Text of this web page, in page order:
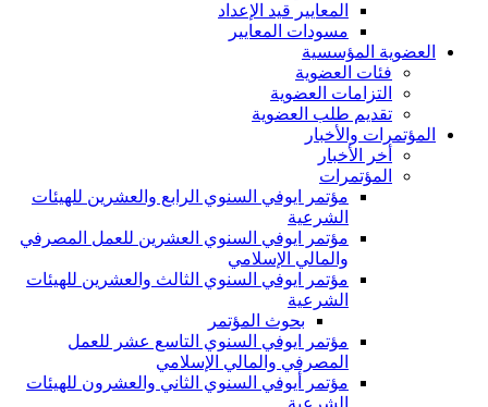
المعايير قيد الإعداد
مسودات المعايير
العضوية المؤسسية
فئات العضوية
التزامات العضوية
تقديم طلب العضوية
المؤتمرات والأخبار
أخر الأخبار
المؤتمرات
مؤتمر ايوفي السنوي الرابع والعشرين للهيئات
الشرعية
مؤتمر ايوفي السنوي العشرين للعمل المصرفي
والمالي الإسلامي
مؤتمر ايوفي السنوي الثالث والعشرين للهيئات
الشرعية
بحوث المؤتمر
مؤتمر ايوفي السنوي التاسع عشر للعمل
المصرفي والمالي الإسلامي
مؤتمر أيوفي السنوي الثاني والعشرون للهيئات
الشرعية